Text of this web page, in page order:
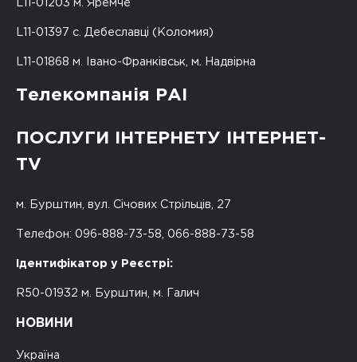
L11-01203 м. Яремче
L11-01397 с. Дебеславці (Коломия)
L11-01868 м. Івано-Франківськ, м. Надвірна
Телекомпанія РАІ
ПОСЛУГИ ІНТЕРНЕТУ ІНТЕРНЕТ-
TV
м. Бурштин, вул. Січових Стрільців, 27
Телефон: 096-888-73-58, 066-888-73-58
Ідентифікатор у Реєстрі:
R50-01932 м. Бурштин, м. Галич
НОВИНИ
Україна